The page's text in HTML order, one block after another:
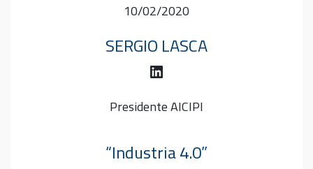
10/02/2020
SERGIO LASCA
LinkedIn
Presidente AICIPI
“Industria 4.0”